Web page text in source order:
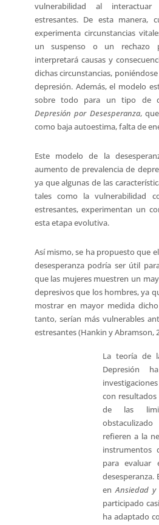
vulnerabilidad al interactuar
estresantes. De esta manera,
experimenta circunstancias
un suspenso o un rechazo
interpretará causas y
dichas circunstancias,
depresión. Además, el modelo
sobre todo para un tipo de
Depresión por Desesperanza,
como baja autoestima, falta de
Este modelo de la
aumento de prevalencia de
ya que algunas de las
tales como la vulnerabilidad
estresantes, experimentan un
esta etapa evolutiva.
Así mismo, se ha propuesto que
desesperanza podría ser útil
que las mujeres muestren un
depresivos que los hombres, ya
mostrar en mayor medida
tanto, serían más vulnerables
estresantes (Hankin y Abramson,
La teoría de
Depresión
con
de las
refieren a la
instrumentos
para evaluar
desesperanza.
enAnsiedad y
participado
ha adaptado